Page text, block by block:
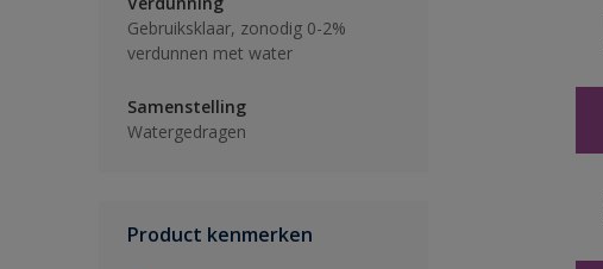
Gebruiksklaar, zonodig 0-2%
verdunnen met water
Samenstelling
Watergedragen
Product kenmerken